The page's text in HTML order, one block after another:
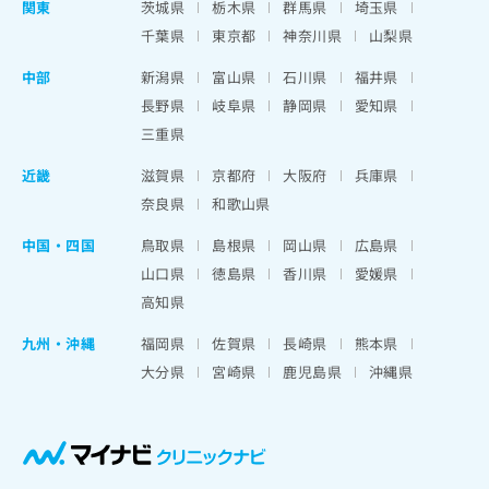
関東 茨城県 栃木県 群馬県
埼玉県
千葉県
東京都 神奈川県
山梨県
中部
新潟県 富山県 石川県
福井県
長野県
岐阜県 静岡県
愛知県
三重県
近畿
滋賀県 京都府 大阪府
兵庫県
奈良県
和歌山県
中国・四国
鳥取県 島根県 岡山県
広島県
山口県
徳島県 香川県
愛媛県
高知県
九州・沖縄
福岡県 佐賀県 長崎県
熊本県
大分県
宮崎県 鹿児島県 沖縄県